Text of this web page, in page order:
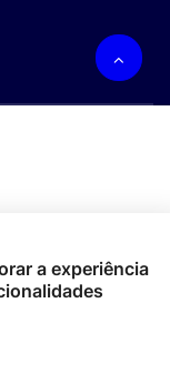
a experiência